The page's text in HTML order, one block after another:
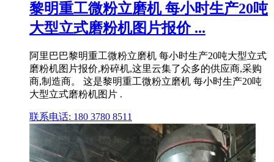
黎明重工微粉立磨机 每小时生产20吨
大型立式磨粉机图片报价 ...
阿里巴巴黎明重工微粉立磨机 每小时生产20吨大型立式
磨粉机图片报价,粉碎机,这里云集了众多的供应商,采购
商,制造商。 这是黎明重工微粉立磨机 每小时生产20吨
大型立式磨粉机图片 .
联系电话: 180 3780 8511